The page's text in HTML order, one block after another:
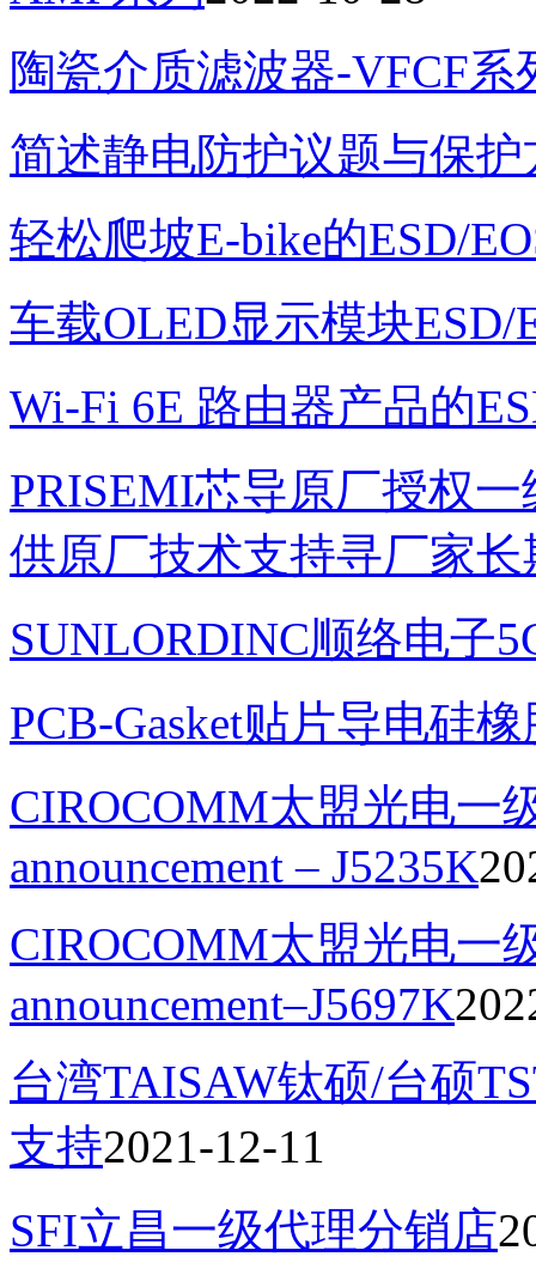
陶瓷介质滤波器-VFCF系
简述静电防护议题与保护
轻松爬坡E-bike的ESD/
车载OLED显示模块ESD/
Wi-Fi 6E 路由器产品的
PRISEMI芯导原厂授权
供原厂技术支持寻厂家
SUNLORDINC顺络电子
PCB-Gasket贴片导电硅
CIROCOMM太盟光电一
announcement – J5235K
CIROCOMM太盟光电一
announcement–J5697K
台湾TAISAW钛硕/台硕
支持2021-12-11
SFI立昌一级代理分销店